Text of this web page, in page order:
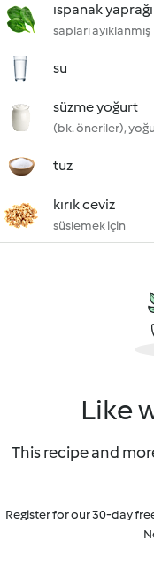
ıspanak yaprağı
sapları ayıklanmış
su
süzme yoğurt
(bk. öneriler),
tuz
kırık ceviz
süslemek için
Like
This recipe and
Register for our 30-day